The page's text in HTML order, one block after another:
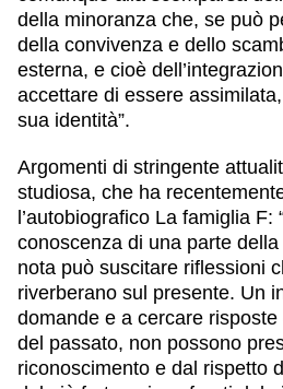
della minoranza che, se può
della convivenza e dello
esterna, e cioè
accettare di essere
sua identità”.
Argomenti di stringente
studiosa, che ha
l’autobiografico La famiglia F:
conoscenza di una parte
nota può suscitare riflessioni
riverberano sul presente. Un
domande e a cercare
del passato, non possono
riconoscimento e dal rispetto